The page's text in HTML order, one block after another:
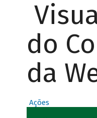
do
da
Ações